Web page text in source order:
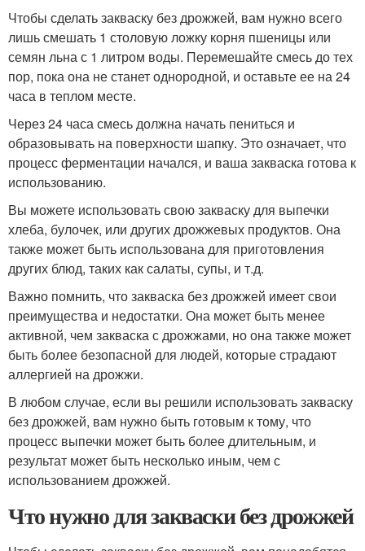
Чтобы сделать закваску без дрожжей, вам нужно всего
лишь смешать 1 столовую ложку корня пшеницы или
семян льна с 1 литром воды. Перемешайте смесь до тех
пор, пока она не станет однородной, и оставьте ее на 24
часа в теплом месте.
Через 24 часа смесь должна начать пениться и
образовывать на поверхности шапку. Это означает, что
процесс ферментации начался, и ваша закваска готова к
использованию.
Вы можете использовать свою закваску для выпечки
хлеба, булочек, или других дрожжевых продуктов. Она
также может быть использована для приготовления
других блюд, таких как салаты, супы, и т.д.
Важно помнить, что закваска без дрожжей имеет свои
преимущества и недостатки. Она может быть менее
активной, чем закваска с дрожжами, но она также может
быть более безопасной для людей, которые страдают
аллергией на дрожжи.
В любом случае, если вы решили использовать закваску
без дрожжей, вам нужно быть готовым к тому, что
процесс выпечки может быть более длительным, и
результат может быть несколько иным, чем с
использованием дрожжей.
Что нужно для закваски без дрожжей